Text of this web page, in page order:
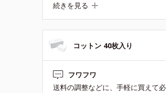
続きを見る
コットン 40枚入り
フワフワ